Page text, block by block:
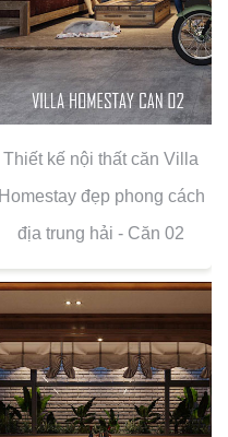
Thiết kế nội thất căn Villa
Homestay đẹp phong cách
địa trung hải - Căn 02